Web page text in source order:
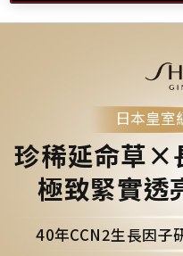
日本皇室
珍稀延命草×
極致緊實透
40年CCN2生長因子